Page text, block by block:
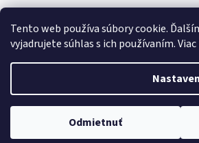
Tento web používa súbory cookie.
vyjadrujete súhlas s ich používaním.
Odmietnuť